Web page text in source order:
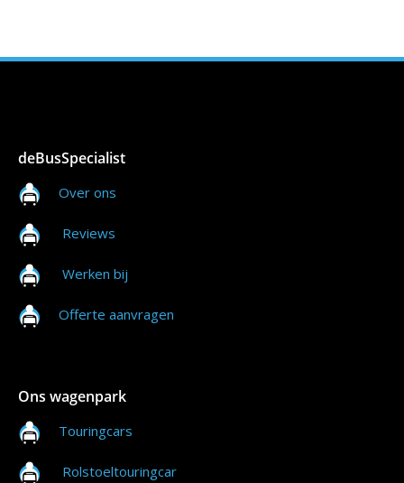
deBusSpecialist
Over ons
Reviews
Werken bij
Offerte aanvragen
Ons wagenpark
Touringcars
Rolstoeltouringcar